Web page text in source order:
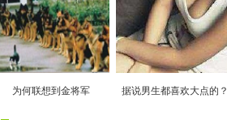
为何联想到金将军 据说男生都喜欢大点的？